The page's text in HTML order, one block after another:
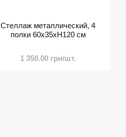
Стеллаж металлический, 4
полки 60х35хН120 см
1 350.00 грн/шт.